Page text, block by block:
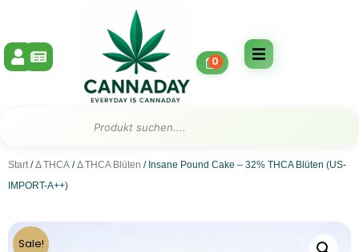
springen
0
Start /Δ THCA /Δ THCA Blüten / Insane Pound Cake – 32% THCA Blüten (US-
IMPORT-A++)
Sale!